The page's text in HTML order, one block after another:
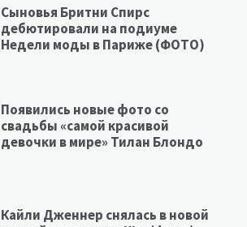
Сыновья Бритни Спирс
дебютировали на подиуме
Недели моды в Париже (ФОТО)
Появились новые фото со
свадьбы «самой красивой
девочки в мире» Тилан Блондо
Кайли Дженнер снялась в новой